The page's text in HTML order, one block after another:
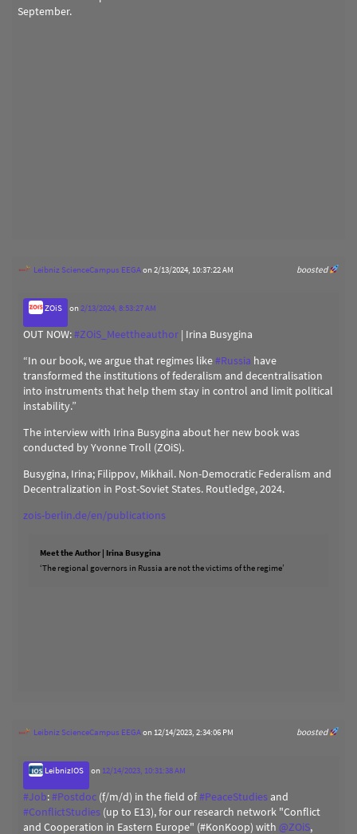
September.
boosted
Leibniz ScienceCampus EEGAon 2/13/2024, 10:37:22 AM
ZOiS on2/13/2024, 8:53:27 AM
OUT NOW:#ZOiS_Meettheauthor | Irina Busygina
“In our book, we argue that regimes like#Russia have
transformed the institutions of federalism and decentralisation
into instruments that help them stay in control and limit political
instability.”
The interview with Irina Busygina about her new book was
conducted by Yvonne Troll (ZOiS).
Busygina, Irina; Filippov, Mikhail. Non-Democratic Federalism and
Decentralization in Post-Soviet States. Routledge, 2024.
zois-berlin.de/en/publications
Meet the Author | Irina Busygina
‘The regional governors in Russia are not the victims of the regime’
boosted
Leibniz ScienceCampus EEGAon 12/14/2023, 2:34:06 PM
LeibnizIOS on 12/14/2023, 10:31:38 AM
#Job:#Postdoc (f/m/d) in the field of#PeaceStudiesand
#ConflictStudies (up to E13), for our research network "Conflict
and Cooperation in Eastern Europe" (#KonKoop) with @ZOiS,